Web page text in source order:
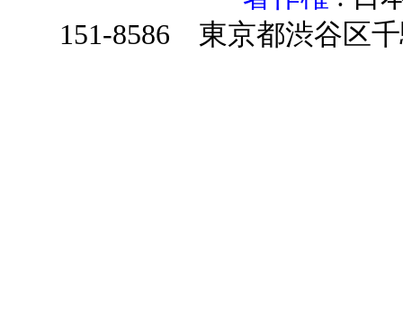
151-8586 東京都渋谷区